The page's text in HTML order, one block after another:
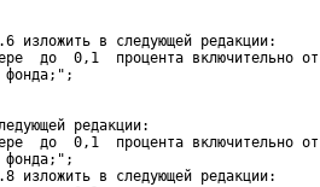
изложить в следующей редакции:
до  0,1  процента включительно от
фонда;";
редакции:
до  0,1  процента включительно от
фонда;";
изложить в следующей редакции: